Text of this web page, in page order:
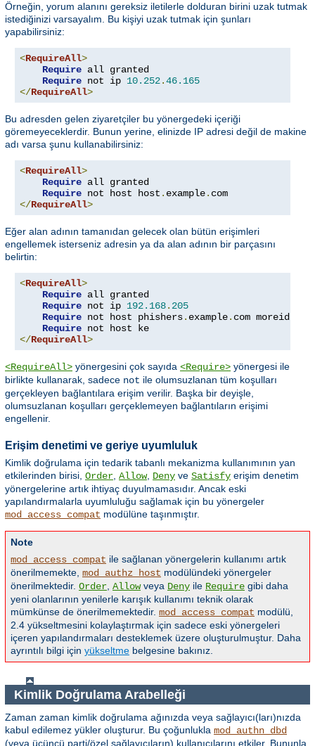
Örneğin, yorum alanını gereksiz iletilerle dolduran birini uzak tutmak
istediğinizi varsayalım. Bu kişiyi uzak tutmak için şunları
yapabilirsiniz:
<RequireAll>
Require all granted
Require not ip 10.252.46.165
</RequireAll>
Bu adresden gelen ziyaretçiler bu yönergedeki içeriği
göremeyeceklerdir. Bunun yerine, elinizde IP adresi değil de makine
adı varsa şunu kullanabilirsiniz:
<RequireAll>
Require all granted
Require not host host . example.
</RequireAll>
Eğer alan adının tamanıdan gelecek olan bütün erişimleri
engellemek isterseniz adresin ya da alan adının bir parçasını
belirtin:
<RequireAll>
Require all granted
Require not ip 192.168. 205
Require not host phishers. example. com moreidiots
Require
</RequireAll>
<RequireAll> yönergesini çok sayıda <Require> yönergesi ile
birlikte kullanarak, sadece not ile olumsuzlanan tüm koşulları
gerçekleyen bağlantılara erişim verilir. Başka bir deyişle,
olumsuzlanan koşulları gerçeklemeyen bağlantıların erişimi
engellenir.
Erişim denetimi ve geriye uyumluluk
Kimlik doğrulama için tedarik tabanlı mekanizma kullanımının yan
etkilerinden birisi, Order, Allow, Deny ve Satisfy erişim denetim
yönergelerine artık ihtiyaç duyulmamasıdır. Ancak eski
yapılandırmalarla uyumluluğu sağlamak için bu yönergeler
mod_access_compat modülüne taşınmıştır.
Note
mod_access_compat ile sağlanan yönergelerin kullanımı artık
önerilmemekte, mod_authz_host modülündeki yönergeler
önerilmektedir. Order, Allowveya Deny ile Require gibi daha
yeni olanlarının yenilerle karışık kullanımı teknik olarak
mümkünse de önerilmemektedir. mod_access_compat modülü,
2.4 yükseltmesini kolaylaştırmak için sadece eski yönergeleri
içeren yapılandırmaları desteklemek üzere oluşturulmuştur. Daha
ayrıntılı bilgi için yükseltme belgesine bakınız.
Kimlik Doğrulama Arabelleği
Zaman zaman kimlik doğrulama ağınızda veya sağlayıcı(ları)nızda
kabul edilemez yükler oluşturur. Bu çoğunlukla mod_authn_dbd
(veya üçüncü parti/özel sağlayıcıların) kullanıcılarını etkiler. Bununla